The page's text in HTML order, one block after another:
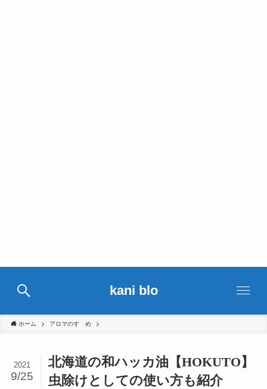
kani blo
ホーム アロマのすゝめ
北海道の和ハッカ油【HOKUTO】
虫除けとしての使い方も紹介
2021
9/25